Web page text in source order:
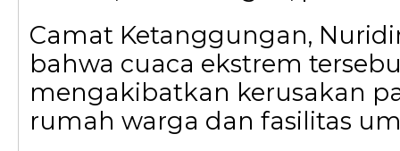
Camat Ketanggungan,
bahwa cuaca ekstrem
mengakibatkan kerusakan
rumah warga dan fasilitas